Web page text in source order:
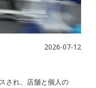
2026-07-12
され、店舗と個人の